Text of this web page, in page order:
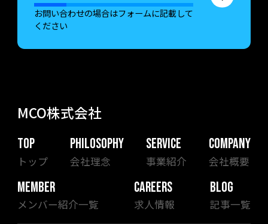
お問い合わせの場合はフォームに記載して
ください
MCO株式会社
TOP
トップ
PHILOSOPHY
会社理念
SERVICE
事業紹介
COMPANY
会社概要
MEMBER
メンバー紹介一覧
CAREERS
求人情報
BLOG
記事一覧